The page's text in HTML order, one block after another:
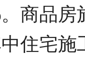
商品
住宅